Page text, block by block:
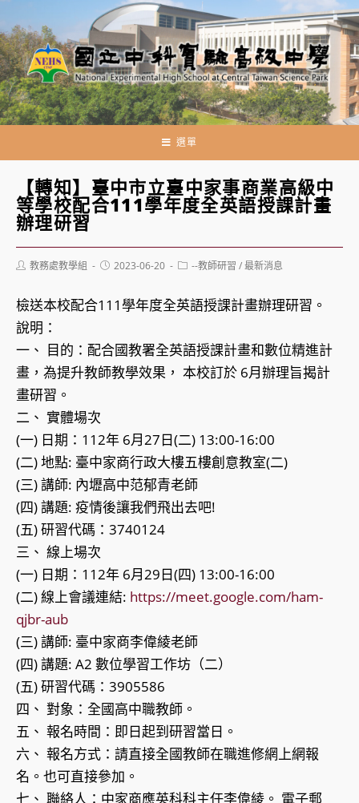
轉
至
主
要
內
選單
【轉知】臺中市立臺中家事商業高級中
等學校配合111學年度全英語授課計畫
辦理研習
Post教務處教學組
Post2023-06-20
Post--教師研習 /最新消息
檢送本校配合111學年度全英語授課計畫辦理研習。
說明：
一、 目的：配合國教署全英語授課計畫和數位精進計
畫，為提升教師教學效果， 本校訂於 6月辦理旨揭計
畫研習。
二、 實體場次
(一) 日期：112年 6月27日(二) 13:00-16:00
(二) 地點: 臺中家商行政大樓五樓創意教室(二)
(三) 講師: 內壢高中范郁青老師
(四) 講題: 疫情後讓我們飛出去吧!
(五) 研習代碼：3740124
三、 線上場次
(一) 日期：112年 6月29日(四) 13:00-16:00
(二) 線上會議連結: https://meet.google.com/ham-
qjbr-aub
(三) 講師: 臺中家商李偉綾老師
(四) 講題: A2 數位學習工作坊（二）
(五) 研習代碼：3905586
四、 對象：全國高中職教師。
五、 報名時間：即日起到研習當日。
六、 報名方式：請直接全國教師在職進修網上網報
名。也可直接參加。
七、 聯絡人：中家商應英科科主任李偉綾。 電子郵